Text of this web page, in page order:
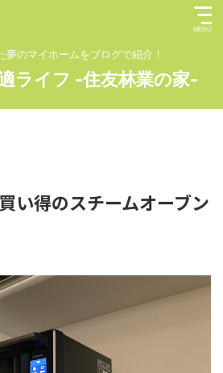
夢のマイホームをブログで紹介！
ライフ -住友林業の家-
い得のスチームオーブン